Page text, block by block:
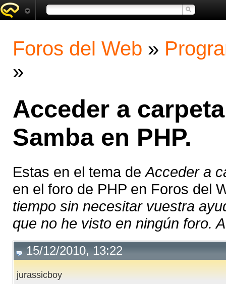
Foros del Web »
»
Acceder a
Samba en PHP.
Estas en el tema deAcceder a
en el foro de PHP en Foros del
tiempo sin necesitar vuestra
que no he visto en ningún foro.
15/12/2010, 13:22
jurassicboy